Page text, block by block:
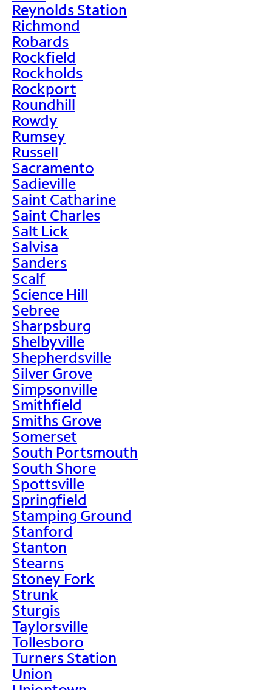
Reynolds Station
Richmond
Robards
Rockfield
Rockholds
Rockport
Roundhill
Rowdy
Rumsey
Russell
Sacramento
Sadieville
Saint Catharine
Saint Charles
Salt Lick
Salvisa
Sanders
Scalf
Science Hill
Sebree
Sharpsburg
Shelbyville
Shepherdsville
Silver Grove
Simpsonville
Smithfield
Smiths Grove
Somerset
South Portsmouth
South Shore
Spottsville
Springfield
Stamping Ground
Stanford
Stanton
Stearns
Stoney Fork
Strunk
Sturgis
Taylorsville
Tollesboro
Turners Station
Union